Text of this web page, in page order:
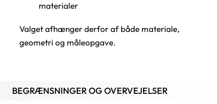
materialer
Valget afhænger derfor af både materiale,
geometri og måleopgave.
BEGRÆNSNINGER OG OVERVEJELSER